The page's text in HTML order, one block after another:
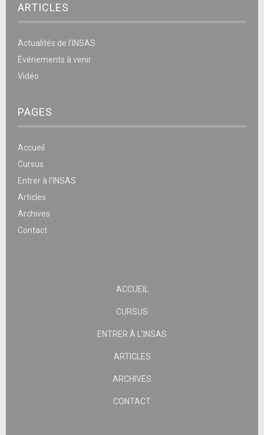
ARTICLES
Actualités de l’INSAS
Événements à venir
Vidéo
PAGES
Accueil
Cursus
Entrer à l’INSAS
Articles
Archives
Contact
ACCUEIL
CURSUS
ENTRER À L’INSAS
ARTICLES
ARCHIVES
CONTACT